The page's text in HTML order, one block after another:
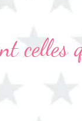
celles